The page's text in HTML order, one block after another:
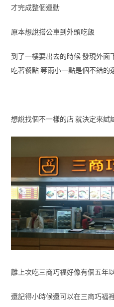
才完成整個運動
原本想說搭公車到外頭吃飯
到了一樓要出去的時候 發現外
吃著餐點 等雨小一點是個不錯的
想說找個不一樣的店 就決定來試
離上次吃三商巧福好像有個五年
還記得小時候還可以在三商巧福